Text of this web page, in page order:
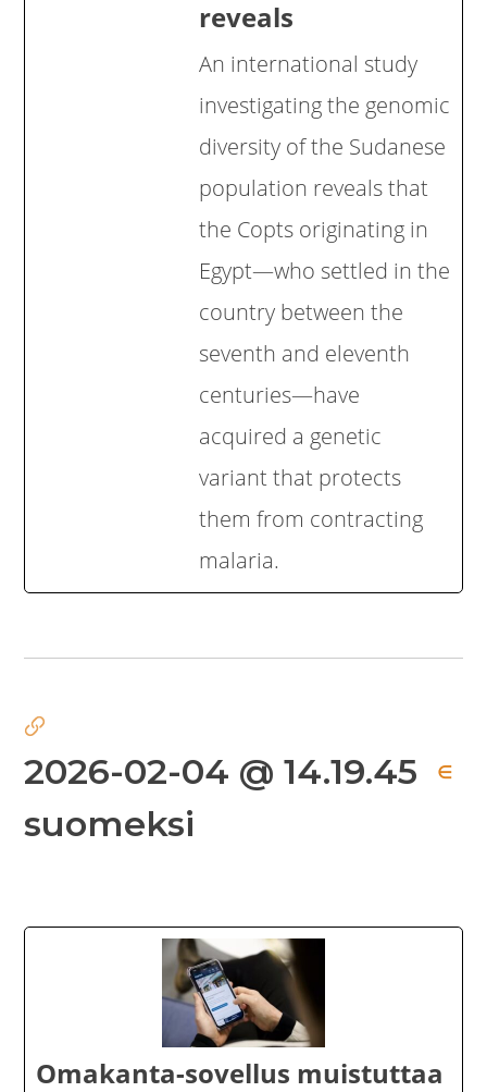
reveals
An international study
investigating the genomic
diversity of the Sudanese
population reveals that
the Copts originating in
Egypt—who settled in the
country between the
seventh and eleventh
centuries—have
acquired a genetic
variant that protects
them from contracting
malaria.
2026-02-04 @ 14.19.45 ∈
suomeksi
Omakanta-sovellus muistuttaa